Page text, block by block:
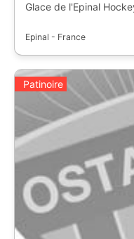
Glace de l'Epinal
Epinal - France
Patinoire